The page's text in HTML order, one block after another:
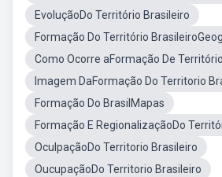
EvoluçãoDo Território Brasileiro
Formação Do Território
Como Ocorre aFormação De
Imagem DaFormação Do Territorio
Formação Do BrasilMapas
Formação E RegionalizaçãoDo
OculpaçãoDo Territorio Brasileiro
OucupaçãoDo Territorio Brasileiro